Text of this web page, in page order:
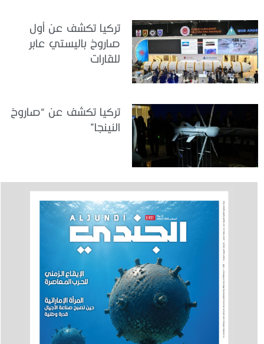
تركيا تكشف عن أول
صاروخ باليستي عابر
للقارات
تركيا تكشف عن “صاروخ
النينجا”